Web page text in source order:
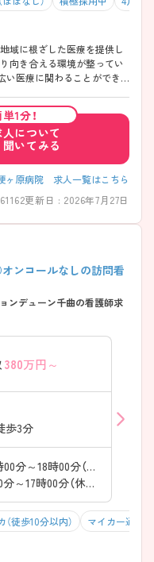
域に根ざした医療を提供し
向き合える環境が整ってい
い医療に関わることができ、
かで落ち着いた環境にあり
ー通勤が可能と、通勤のしや
当の充実に加え、託児所が整
中の方やワークライフバラ
だける体制が整っていま
り詳しい職場環境や働き方の
せていただきますので、ぜひ
1分！
について
いてみる
原病院 求人一覧はこちら
更新日 : 2026年7月27日
ンコールなしの訪問看
ンデューン千曲の看護師求
380万円～
歩3分
日勤（正社員A・B）:09時00分～18時00分（休憩60分）
時00分（休憩60分）
（徒歩10分以内） マイカー通勤